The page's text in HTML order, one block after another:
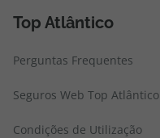
Top Atlântico
Perguntas Frequentes
Seguros Web Top Atlântico
Condições de Utilização